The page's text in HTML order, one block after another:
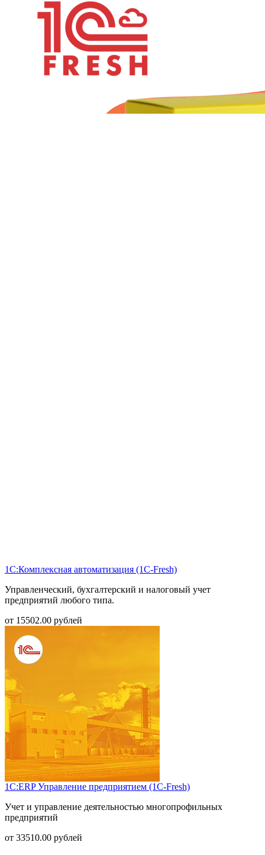
1С:Комплексная автоматизация (1С-Fresh)
Управленческий, бухгалтерский и налоговый учет
предприятий любого типа.
от 15502.00 рублей
1С:ERP Управление предприятием (1С-Fresh)
Учет и управление деятельностью многопрофильных
предприятий
от 33510.00 рублей